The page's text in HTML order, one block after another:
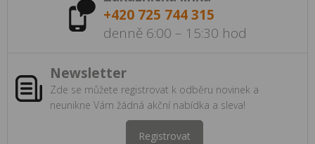
+420 725 744 315
denně 6:00 – 15:30 hod
Newsletter
Zde se můžete registrovat k odběru novinek a
neunikne Vám žádná akční nabídka a sleva!
Registrovat